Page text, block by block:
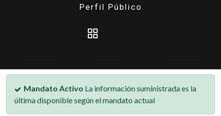
Perfil Público
Mandato Activo La información suministrada es la
última disponible según el mandato actual